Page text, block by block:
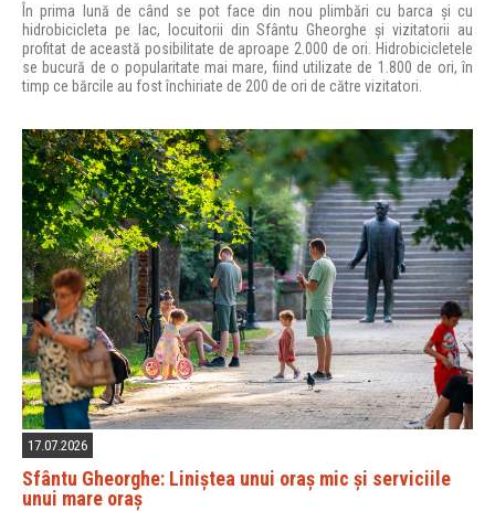
În prima lună de când se pot face din nou plimbări cu barca și cu
hidrobicicleta pe lac, locuitorii din Sfântu Gheorghe și vizitatorii au
profitat de această posibilitate de aproape 2.000 de ori. Hidrobicicletele
se bucură de o popularitate mai mare, fiind utilizate de 1.800 de ori, în
timp ce bărcile au fost închiriate de 200 de ori de către vizitatori.
17.07.2026
Sfântu Gheorghe: Liniștea unui oraș mic și serviciile
unui mare oraș